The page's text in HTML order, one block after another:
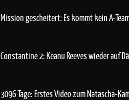
Mission gescheitert: Es kommt kein A-
Constantine 2: Keanu Reeves wieder auf
3096 Tage: Erstes Video zum Natascha-